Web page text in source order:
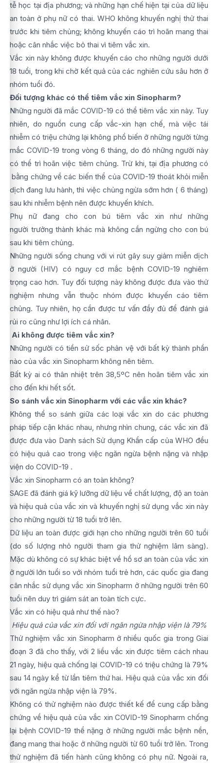
tễ học tại địa phương; và những hạn chế hiện tại của dữ liệu
an toàn ở phụ nữ có thai. WHO không khuyến nghị thử thai
trước khi tiêm chủng; không khuyến cáo trì hoãn mang thai
hoặc cân nhắc việc bỏ thai vì tiêm vắc xin.
Vắc xin này không được khuyến cáo cho những người dưới
18 tuổi, trong khi chờ kết quả của các nghiên cứu sâu hơn ở
nhóm tuổi đó.
Đối tượng khác có thể tiêm vắc xin Sinopharm?
Những người đã mắc COVID-19 có thể tiêm vắc xin này. Tuy
nhiên, do nguồn cung cấp vắc-xin hạn chế, mà việc tái
nhiễm có triệu chứng lại không phổ biến ở những người từng
mắc COVID-19 trong vòng 6 tháng, do đó những người này
có thể trì hoãn việc tiêm chủng. Trừ khi, tại địa phương có
bằng chứng về các biến thể của COVID-19 thoát khỏi miễn
dịch đang lưu hành, thì việc chủng ngừa sớm hơn ( 6 tháng)
sau khi nhiễm bệnh nên được khuyến khích.
Phụ nữ đang cho con bú tiêm vắc xin như những
người trưởng thành khác mà không cần ngừng cho con bú
sau khi tiêm chủng.
Những người sống chung với vi rút gây suy giảm miễn dịch
ở người (HIV) có nguy cơ mắc bệnh COVID-19 nghiêm
trọng cao hơn. Tuy đối tượng này không được đưa vào thử
nghiệm nhưng vẫn thuộc nhóm được khuyến cáo tiêm
chủng. Tuy nhiên, họ cần được tư vấn đầy đủ để đánh giá
rủi ro cũng như lợi ích cá nhân.
Ai không được tiêm vắc xin?
Những người có tiền sử sốc phản vệ với bất kỳ thành phần
nào của vắc xin Sinopharm không nên tiêm.
Bất kỳ ai có thân nhiệt trên 38,5ºC nên hoãn tiêm vắc xin
cho đến khi hết sốt.
So sánh vắc xin Sinopharm với các vắc xin khác?
Không thể so sánh giữa các loại vắc xin do các phương
pháp tiếp cận khác nhau, nhưng nhìn chung, các vắc xin đã
được đưa vào Danh sách Sử dụng Khẩn cấp của WHO đều
có hiệu quả cao trong việc ngăn ngừa bệnh nặng và nhập
viện do COVID-19 .
Vắc xin Sinopharm có an toàn không?
SAGE đã đánh giá kỹ lưỡng dữ liệu về chất lượng, độ an toàn
và hiệu quả của vắc xin và khuyến nghị sử dụng vắc xin này
cho những người từ 18 tuổi trở lên.
Dữ liệu an toàn được giới hạn cho những người trên 60 tuổi
(do số lượng nhỏ người tham gia thử nghiệm lâm sàng).
Mặc dù không có sự khác biệt về hồ sơ an toàn của vắc xin
ở người lớn tuổi so với nhóm tuổi trẻ hơn, các quốc gia đang
cân nhắc sử dụng vắc xin Sinopharm ở những người trên 60
tuổi nên duy trì giám sát an toàn tích cực.
Vắc xin có hiệu quả như thế nào?
Hiệu quả của vắc xin đối với ngăn ngừa nhập viện là 79%
Thử nghiệm vắc xin Sinopharm ở nhiều quốc gia trong Giai
đoạn 3 đã cho thấy, với 2 liều vắc xin được tiêm cách nhau
21 ngày, hiệu quả chống lại COVID-19 có triệu chứng là 79%
sau 14 ngày kể từ lần tiêm thứ hai. Hiệu quả của vắc xin đối
với ngăn ngừa nhập viện là 79%.
Không có thử nghiệm nào được thiết kế để cung cấp bằng
chứng về hiệu quả của vắc xin COVID-19 Sinopharm chống
lại bệnh COVID-19 thể nặng ở những người mắc bệnh nền,
đang mang thai hoặc ở những người từ 60 tuổi trở lên. Trong
thử nghiệm đã tiến hành cũng không có phụ nữ. Ngoài ra,